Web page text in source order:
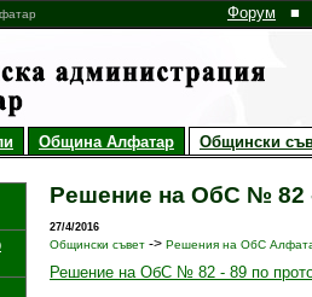
Форум ■
Община Алфатар Общински
Решение на ОбС № 82
27/4/2016
Общински съвет -> Решения на ОбС
Решение на ОбС № 82 - 89 по